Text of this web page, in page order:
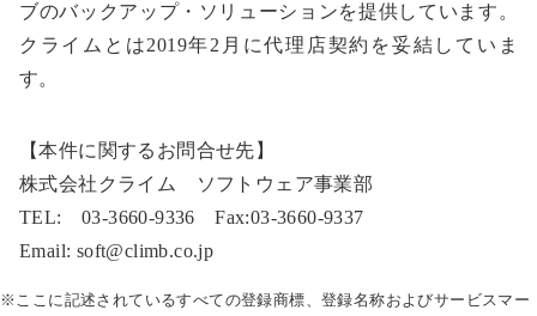
ブのバックアップ・ソリューションを提供しています。
クライムとは2019年2月に代理店契約を妥結していま
す。
【本件に関するお問合せ先】
株式会社クライム ソフトウェア事業部
TEL: 03-3660-9336 Fax:03-3660-9337
Email: soft@climb.co.jp
※ここに記述されているすべての登録商標、登録名称およびサービスマー